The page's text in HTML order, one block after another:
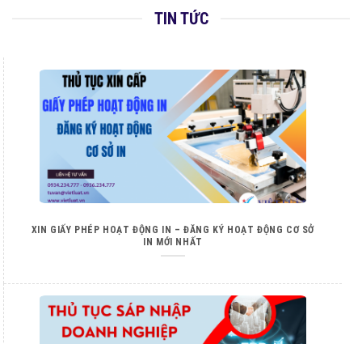
TIN TỨC
XIN GIẤY PHÉP HOẠT ĐỘNG IN – ĐĂNG KÝ HOẠT ĐỘNG CƠ SỞ
IN MỚI NHẤT